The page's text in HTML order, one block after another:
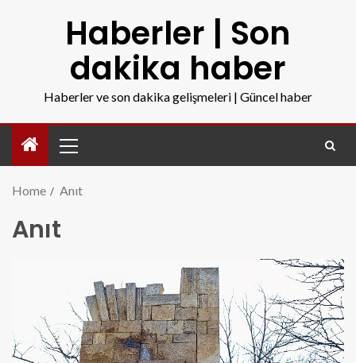
Haberler | Son
dakika haber
Haberler ve son dakika gelişmeleri | Güncel haber
Home Anıt
Anıt